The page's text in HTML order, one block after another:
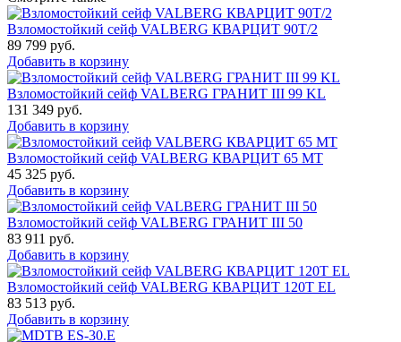
Взломостойкий сейф VALBERG КВАРЦИТ 90Т/2
89 799 руб.
Добавить в корзину
Взломостойкий сейф VALBERG ГРАНИТ III 99 KL
131 349 руб.
Добавить в корзину
Взломостойкий сейф VALBERG КВАРЦИТ 65 МТ
45 325 руб.
Добавить в корзину
Взломостойкий сейф VALBERG ГРАНИТ III 50
83 911 руб.
Добавить в корзину
Взломостойкий сейф VALBERG КВАРЦИТ 120Т EL
83 513 руб.
Добавить в корзину